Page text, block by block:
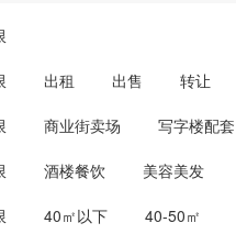
出租 出售 转让
商业街卖场 写字楼配套
酒楼餐饮 美容美发
健
家居建材
40㎡以下 40-50㎡